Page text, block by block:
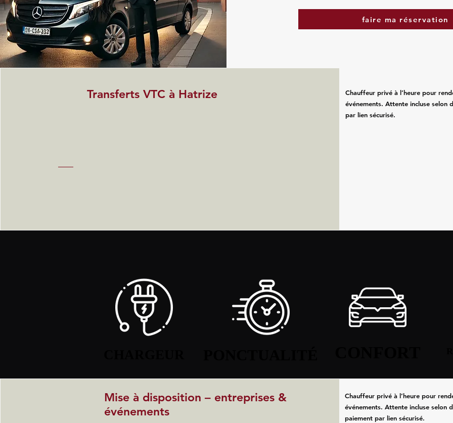
faire ma réservation
Transferts VTC à Hatrize
Chauffeur privé à l’heure pour
événements. Attente incluse selon
par lien sécurisé.
Mise à disposition – entreprises &
événements
Chauffeur privé à l’heure pour
événements. Attente incluse selon
paiement par lien sécurisé.